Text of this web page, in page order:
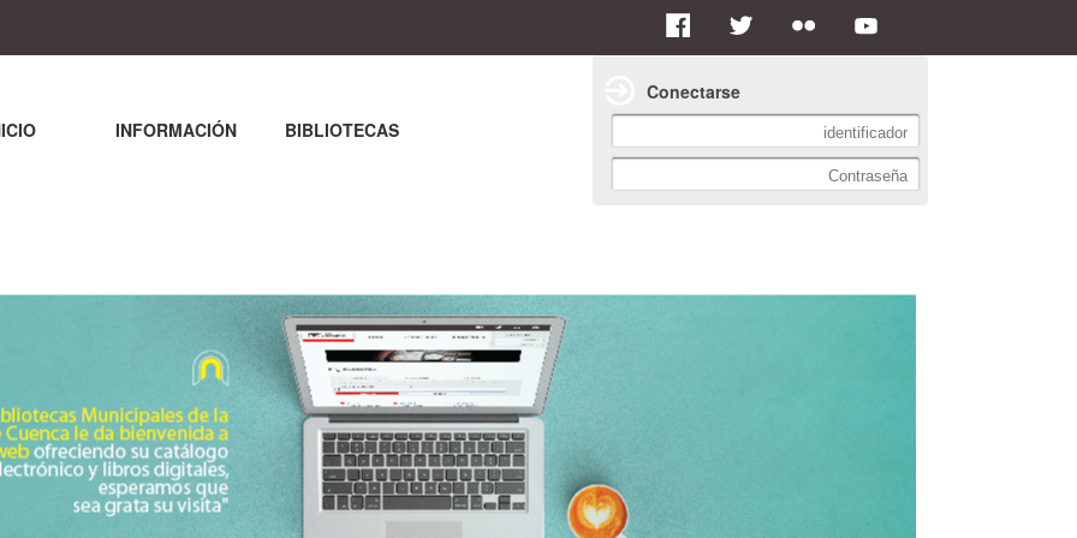
INFORMACIÓN BIBLIOTECAS
Conectarse